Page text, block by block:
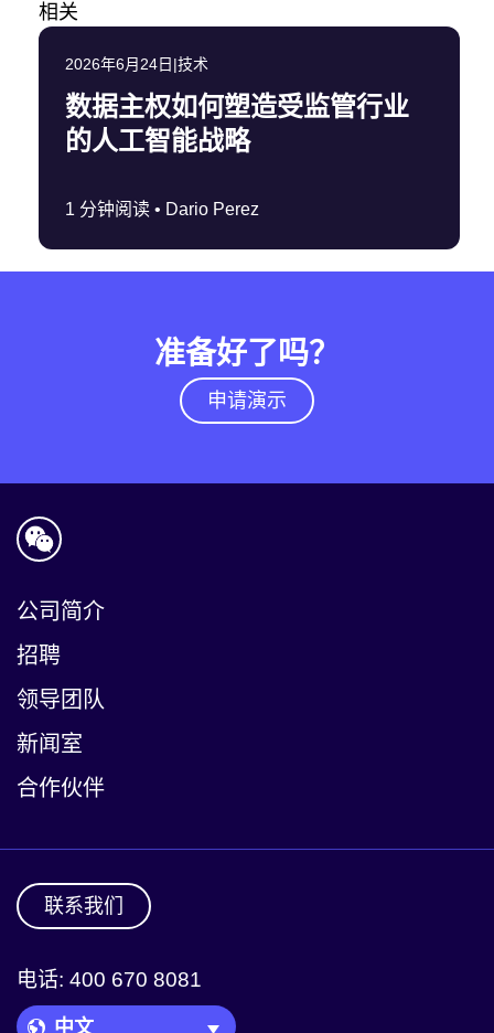
相关
2026年6月24日 |技术
数据主权如何塑造受监管行业
的人工智能战略
1 分钟阅读 • Dario Perez
准备好了吗？
申请演示
公司简介
招聘
领导团队
新闻室
合作伙伴
联系我们
电话: 400 670 8081
Language Picker